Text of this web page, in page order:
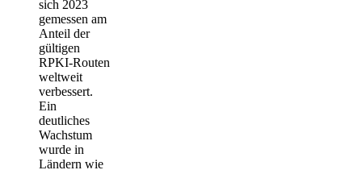
sich 2023
gemessen am
Anteil der
gültigen
RPKI-Routen
weltweit
verbessert.
Ein
deutliches
Wachstum
wurde in
Ländern wie